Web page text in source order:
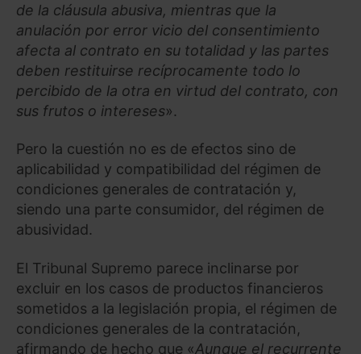
de la cláusula abusiva, mientras que la
anulación por error vicio del consentimiento
afecta al contrato en su totalidad y las partes
deben restituirse recíprocamente todo lo
percibido de la otra en virtud del contrato, con
sus frutos o intereses».
Pero la cuestión no es de efectos sino de
aplicabilidad y compatibilidad del régimen de
condiciones generales de contratación y,
siendo una parte consumidor, del régimen de
abusividad.
El Tribunal Supremo parece inclinarse por
excluir en los casos de productos financieros
sometidos a la legislación propia, el régimen de
condiciones generales de la contratación,
afirmando de hecho que «Aunque el recurrente